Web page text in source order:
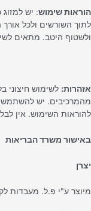
שימוש: יש למזוג
השורשים ולכל
היטב. מתאים
לשימוש חיצוני
יש להשתמש
השימוש. אין
משרד הבריאות
ע"י פ.ל. מעבדות